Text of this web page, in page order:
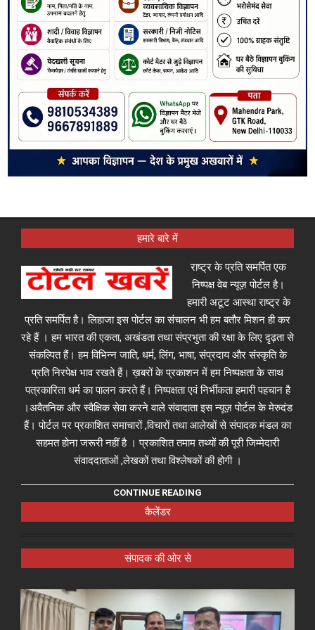
हमारे बारे में
राष्ट्र के प्रति समर्पित एक
निष्पक्ष वेब न्यूज़ पोर्टल है।
हमारी अटूट आस्था राष्ट्र के
प्रति समर्पित है। लिहाजा इस पोर्टल का संचालन भी हम बतौर मिशन ही कर
रहे हैं । हम भारत की एकता, अखंडता तथा संप्रभुता की रक्षा के लिए दृढ़ता से
संकल्पित हैं। हम विभिन्न जाति, धर्म, लिंग, भाषा, संप्रदाय और संस्कृति के
प्रति निरपेक्ष भाव रखते हैं। ख़बरों के प्रकाशन में हम निष्पक्षता के साथ
पत्रकारिता धर्म का पालन करते हैं। निष्पक्षता एवं निर्भीकता हमारी पहचान है
।अवैतनिक और स्वैक्षिक सेवा करने वाले संवादाता इस न्यूज़ पोर्टल के मेरुदंड
हैं। पोर्टल पर प्रकाशित समाचारों ,विचारों तथा आलेखों से संपादक मंडल का
सहमत होना जरूरी नहीं है । प्रकाशित तमाम तथ्यों की पूरी जिम्मेदारी
संवाददाताओं ,लेखकों तथा विश्लेषकों की होगी ।
CONTINUE READING
कैलेंडर
संपादक की ओर से